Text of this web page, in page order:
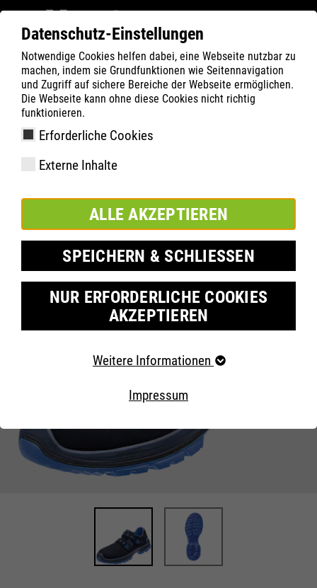
Datenschutz-Einstellungen
Notwendige Cookies helfen dabei, eine Webseite nutzbar zu
machen, indem sie Grundfunktionen wie Seitennavigation
und Zugriff auf sichere Bereiche der Webseite ermöglichen.
Die Webseite kann ohne diese Cookies nicht richtig
funktionieren.
Erforderliche Cookies
Externe Inhalte
ALLE AKZEPTIEREN
SPEICHERN & SCHLIESSEN
NUR ERFORDERLICHE COOKIES
AKZEPTIEREN
Erforderliche Cookies
der Webseite benötigt. Dadurch ist gewährleistet, dass
die Webseite einwandfrei funktioniert..
Externe Inhalte
Weitere Informationen
Impressum
ATLAS Termék keresése
Filter
SL 3565 XP blue | ESD